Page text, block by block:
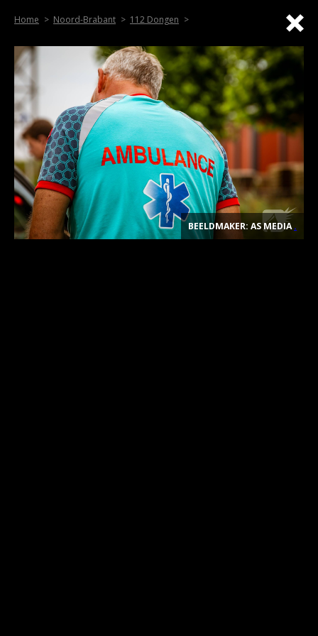
Home Noord-Brabant 112 Dongen
BEELDMAKER: AS MEDIA.